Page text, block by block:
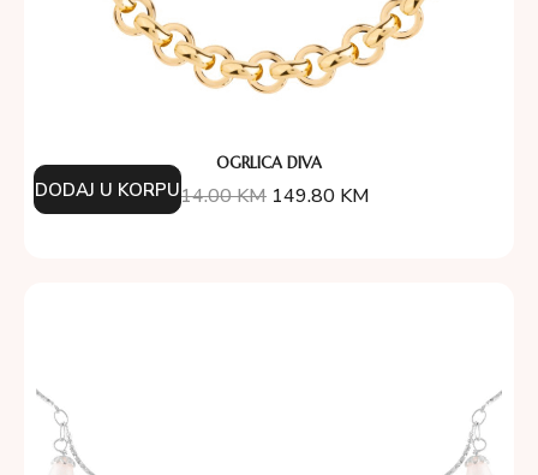
OGRLICA DIVA
214.00KM 149.80 KM
DODAJ U KORPU